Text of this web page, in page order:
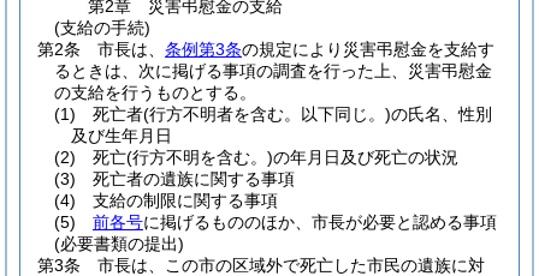
第2章
災害弔慰金の支給
(支給の手続)
第2条
市長は、 条例第3条の規定により災害弔慰金を支給す
るときは、次に掲げる事項の調査を行った上、災害弔慰金
の支給を行うものとする。
(1)
死亡者(行方不明者を含む。以下同じ。)の氏名、性別
及び生年月日
(2)
死亡(行方不明を含む。)の年月日及び死亡の状況
(3)
死亡者の遺族に関する事項
(4)
支給の制限に関する事項
(5)
前各号に掲げるもののほか、市長が必要と認める事項
(必要書類の提出)
第3条
市長は、この市の区域外で死亡した市民の遺族に対